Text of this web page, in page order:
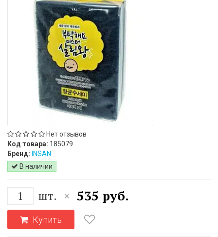
Нет отзывов
Код товара: 185079
Бренд: INSAN
В наличии
шт. × 535 руб.
Купить